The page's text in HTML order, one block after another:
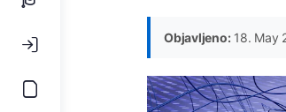
Objavljeno:18. May